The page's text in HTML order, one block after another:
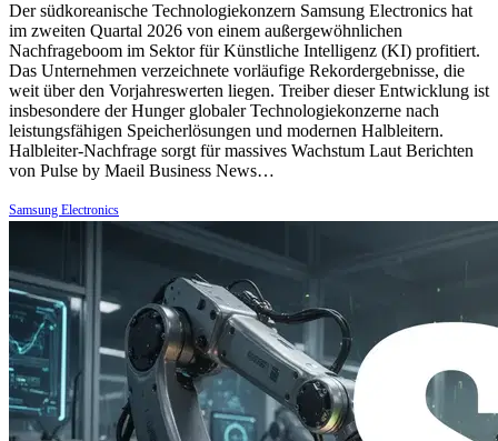
Der südkoreanische Technologiekonzern Samsung Electronics hat
im zweiten Quartal 2026 von einem außergewöhnlichen
Nachfrageboom im Sektor für Künstliche Intelligenz (KI) profitiert.
Das Unternehmen verzeichnete vorläufige Rekordergebnisse, die
weit über den Vorjahreswerten liegen. Treiber dieser Entwicklung ist
insbesondere der Hunger globaler Technologiekonzerne nach
leistungsfähigen Speicherlösungen und modernen Halbleitern.
Halbleiter-Nachfrage sorgt für massives Wachstum Laut Berichten
von Pulse by Maeil Business News…
Samsung Electronics